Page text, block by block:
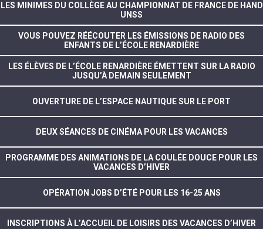
LES MINIMES DU COLLÈGE AU CHAMPIONNAT DE FRANCE DE HAND
UNSS
VOUS POUVEZ RÉÉCOUTER LES ÉMISSIONS DE RADIO DES
ENFANTS DE L’ÉCOLE RENARDIÈRE
LES ÉLÈVES DE L’ÉCOLE RENARDIÈRE ÉMETTENT SUR LA RADIO
JUSQU’À DEMAIN SEULEMENT
OUVERTURE DE L’ESPACE NAUTIQUE SUR LE PORT
DEUX SÉANCES DE CINÉMA POUR LES VACANCES
PROGRAMME DES ANIMATIONS DE LA COULÉE DOUCE POUR LES
VACANCES D’HIVER
OPÉRATION JOBS D’ÉTÉ POUR LES 16-25 ANS
INSCRIPTIONS À L’ACCUEIL DE LOISIRS DES VACANCES D’HIVER